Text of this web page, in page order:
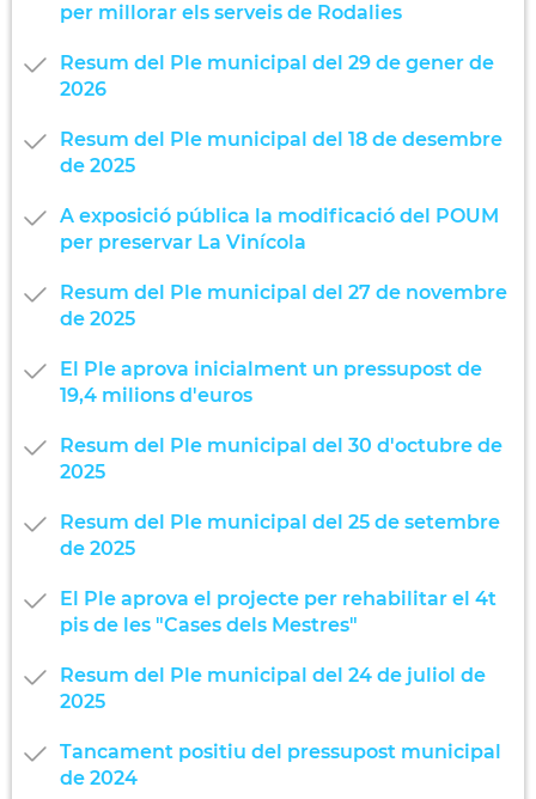
per millorar els serveis de Rodalies
Resum del Ple municipal del 29 de gener de
2026
Resum del Ple municipal del 18 de desembre
de 2025
A exposició pública la modificació del POUM
per preservar La Vinícola
Resum del Ple municipal del 27 de novembre
de 2025
El Ple aprova inicialment un pressupost de
19,4 milions d'euros
Resum del Ple municipal del 30 d'octubre de
2025
Resum del Ple municipal del 25 de setembre
de 2025
El Ple aprova el projecte per rehabilitar el 4t
pis de les "Cases dels Mestres"
Resum del Ple municipal del 24 de juliol de
2025
Tancament positiu del pressupost municipal
de 2024